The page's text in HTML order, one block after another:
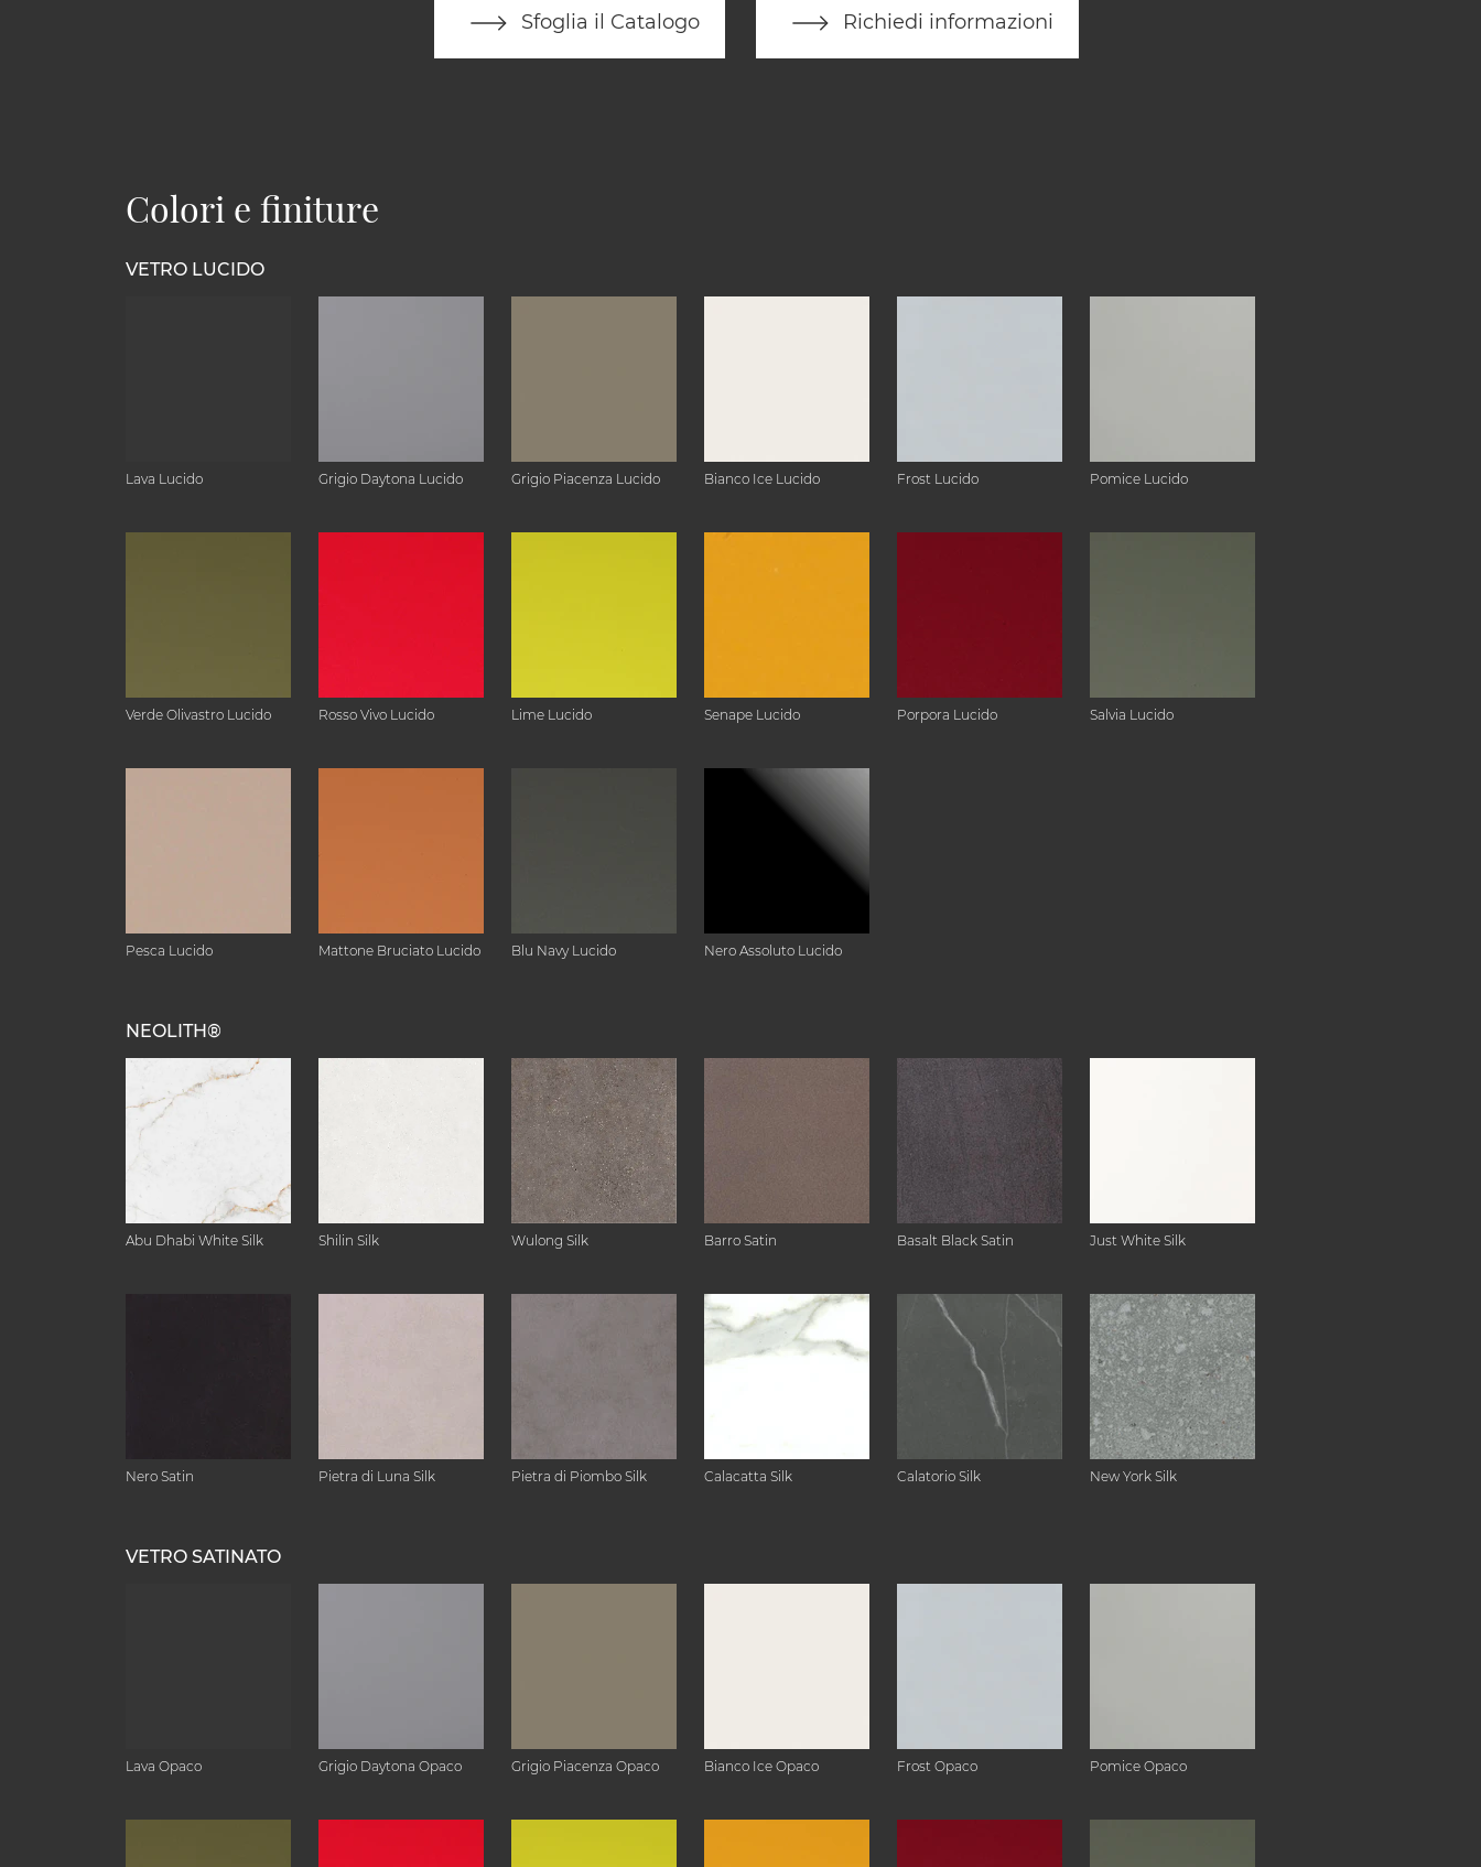
Sfoglia il Catalogo Richiedi informazioni
Colori e finiture
VETRO LUCIDO
Lava Lucido Grigio Daytona Lucido Grigio Piacenza Lucido Bianco Ice Lucido Frost Lucido Pomice Lucido
Verde Olivastro Lucido Rosso Vivo Lucido Lime Lucido Senape Lucido Porpora Lucido Salvia Lucido
Pesca Lucido Mattone Bruciato Lucido Blu Navy Lucido Nero Assoluto Lucido
NEOLITH®
Abu Dhabi White Silk Shilin Silk Wulong Silk Barro Satin Basalt Black Satin Just White Silk
Nero Satin Pietra di Luna Silk Pietra di Piombo Silk Calacatta Silk Calatorio Silk New York Silk
VETRO SATINATO
Lava Opaco Grigio Daytona Opaco Grigio Piacenza Opaco Bianco Ice Opaco Frost Opaco Pomice Opaco